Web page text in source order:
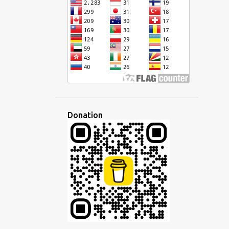
CURSIVE DÉFI DÉMOCRATIQUE
DÉVELOPPEMENT DISCOURS
DISCUSSION DISPARITÉ
ÉCHANGE ÉCOLE ÉCONOMIE
ÉCOUTER ÉCRIRE
EFFACEMENT CULTUREL
EMPLOI EN LIGNE ENSEIGNANT
ENSEIGNEMENT ENTREPRISE
ESPAGNOL ESPERANTISTO
ESPÉRANTO ESPRIT
ÉTAT D'ESPRIT ETHNIQUE
ÉTRANGER ÉTRANGERS ÉTUDE
Donation